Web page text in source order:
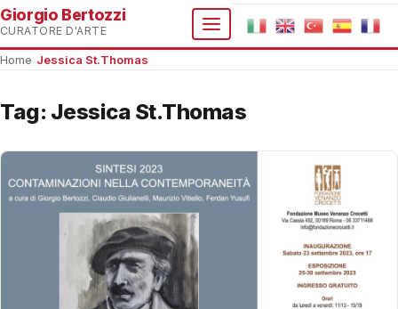
Giorgio Bertozzi
CURATORE D'ARTE
Home Jessica St.Thomas
Tag: Jessica St.Thomas